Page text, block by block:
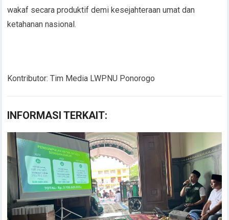
wakaf secara produktif demi kesejahteraan umat dan
ketahanan nasional.
Kontributor: Tim Media LWPNU Ponorogo
INFORMASI TERKAIT: